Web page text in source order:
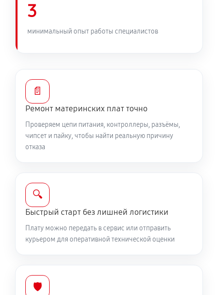
3
минимальный опыт работы специалистов
📄
Ремонт материнских плат точно
Проверяем цепи питания, контроллеры, разъёмы,
чипсет и пайку, чтобы найти реальную причину
отказа
🔍
Быстрый старт без лишней логистики
Плату можно передать в сервис или отправить
курьером для оперативной технической оценки
🛡️